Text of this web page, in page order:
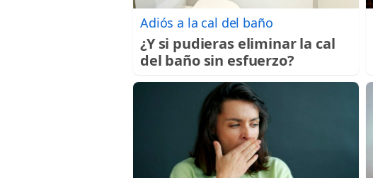
Adiós a la cal del baño
¿Y si pudieras eliminar la cal
del baño sin esfuerzo?